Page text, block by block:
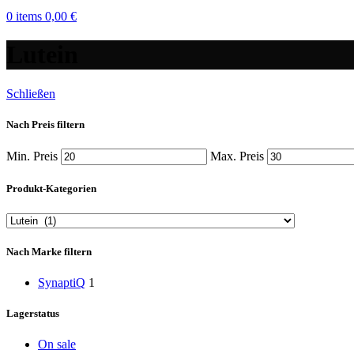
0 items 0,00 €
Schließen
Nach Preis filtern
Min. Preis Max. Preis
Produkt-Kategorien
Nach Marke filtern
SynaptiQ 1
Lagerstatus
On sale